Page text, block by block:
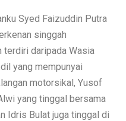
Syed Faizuddin Putra
singgah
daripada Wasia
yang mempunyai
motorsikal, Yusof
yang tinggal bersama
Idris Bulat juga tinggal di